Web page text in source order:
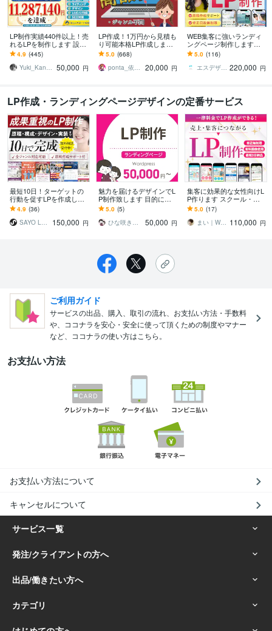
LP制作実績440件以上！売
れるLPを制作します 設
計、構成からライティン
グ、デザインまで全て丸
投げ対応可能！
4.9 (445)
Yuki_Kanamaru 50,000 円
LP作成！1万円から見積も
り可能本格LP作成します
元広告代理店勤務、現ア
フィリエイターがLP作成
★サンプルあり
5.0 (668)
ponta_依頼多数のため返信遅れます
20,000 円
WEB集客に強いランディ
ングページ制作します
【公式PRO認定済】広告
成果を最大化するLPを制
作します
5.0 (116)
エスデザインマーケティング 220,000 円
LP作成・ランディングページデザインの定番サービス
最短10日！ターゲットの
行動を促すLPを作成しま
す 行動を促す情報設計か
らデザイン・実装まで全
てお任せください。
4.9 (36)
SAYO LP DESIGN
150,000 円
魅力を届けるデザインでL
P制作致します 目的に沿
ったLP（ランディングペ
ージ）制作を致します！
5.0 (5)
ひな咲きデザイン
50,000 円
集客に効果的な女性向けL
P作ります スクール・養
成講座系などのLPデザイ
ン実績多数！
5.0 (17)
まい｜WEBデザイナー・イラストレーター 110,000 円
ご利用ガイド
サービスの出品、購入、取引の流れ、お支払い方法・手数料
や、ココナラを安心・安全に使って頂くための制度やマナー
など、ココナラの使い方はこちら。
お支払い方法
お支払い方法について
キャンセルについて